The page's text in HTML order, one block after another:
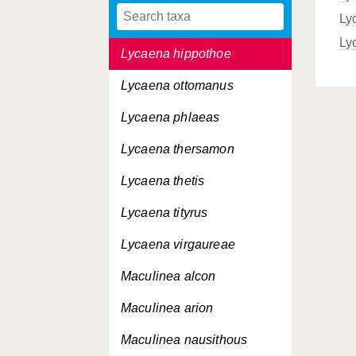
Lycaena helle
Lycaena hippothoe
Lycaena ottomanus
Lycaena phlaeas
Lycaena thersamon
Lycaena thetis
Lycaena tityrus
Lycaena virgaureae
Maculinea alcon
Maculinea arion
Maculinea nausithous